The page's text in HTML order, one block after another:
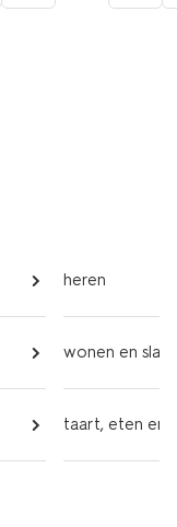
heren
wonen en
taart, eten en